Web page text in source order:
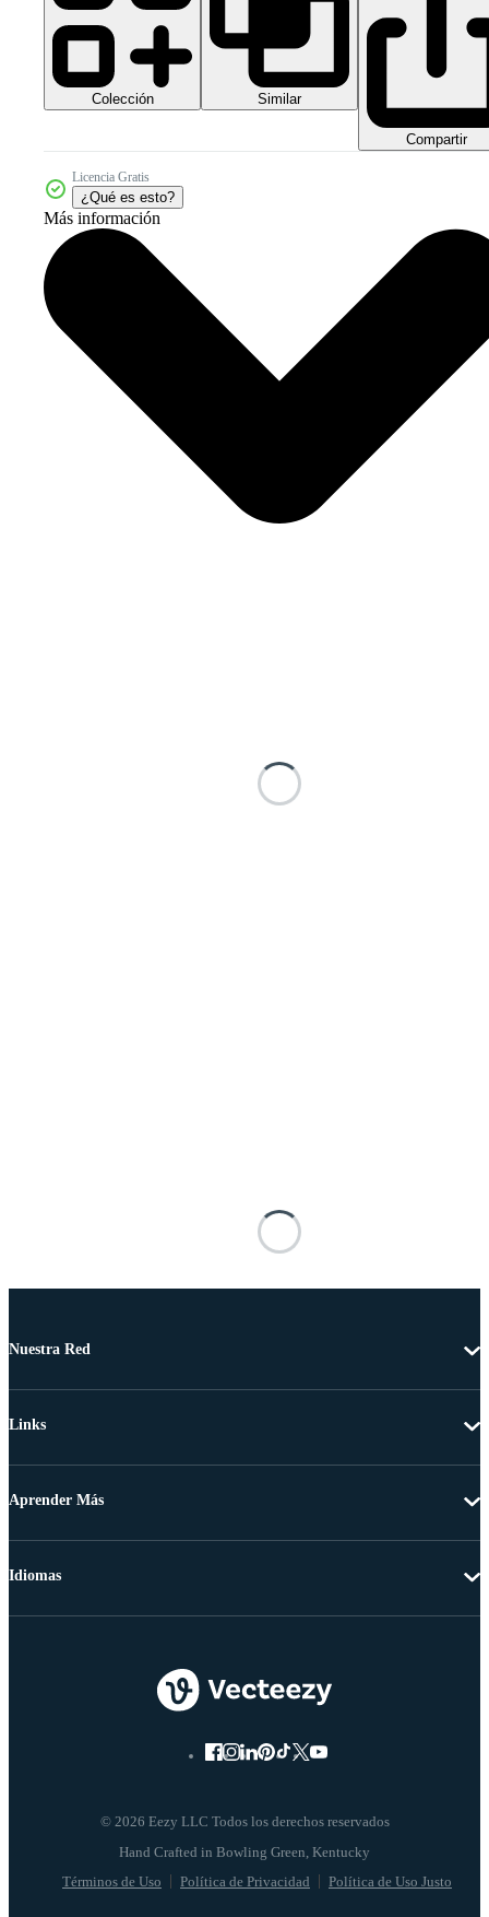
Colección Similar
Compartir
Licencia Gratis
¿Qué es esto?
Más información
Nuestra Red
Links
Aprender Más
© 2026 Eezy LLC Todos los derechos reservados
Términos de Uso Política de Privacidad Política de Uso Justo
Idiomas